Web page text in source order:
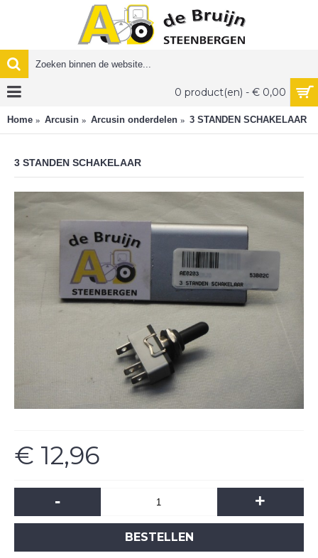
0 product(en) - € 0,00
Home Arcusin Arcusin onderdelen 3 STANDEN SCHAKELAAR
3 STANDEN SCHAKELAAR
€ 12,96
- +
BESTELLEN